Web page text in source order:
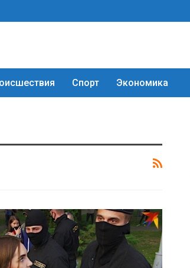
Спорт Экономика